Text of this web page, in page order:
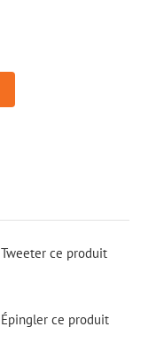
Tweeter ce produit
Épingler ce produit